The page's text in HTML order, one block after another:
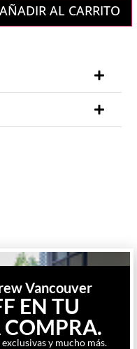
AÑADIR AL CARRITO
Vancouver
EN TU
y mucho más.